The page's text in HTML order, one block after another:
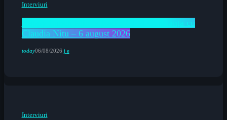
Interviuri
Happy Lunch Mix la Radio CFM Constanța cu
Claudia Nițu – 6 august 2026
today06/08/2026
Interviuri